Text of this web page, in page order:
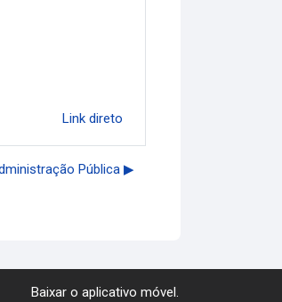
Link direto
Pública ▶︎
Baixar o aplicativo móvel.